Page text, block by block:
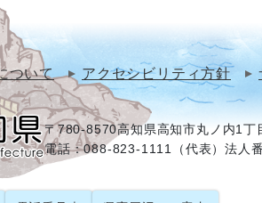
ついて アクセシビリティ方針
〒780-8570高知県高知市丸ノ内1丁
電話：088-823-1111（代表）法人